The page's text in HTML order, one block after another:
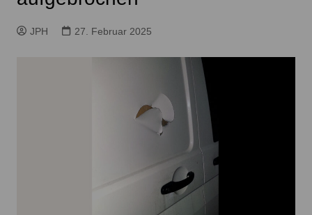
JPH 27. Februar 2025